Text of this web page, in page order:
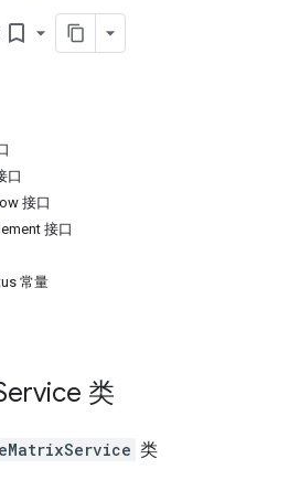
bookmark_border
口
接口
接口
常量
类
类